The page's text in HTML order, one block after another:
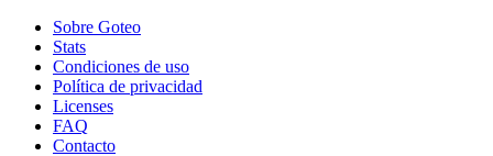
Sobre Goteo
Stats
Condiciones de uso
Política de privacidad
Licenses
FAQ
Contacto